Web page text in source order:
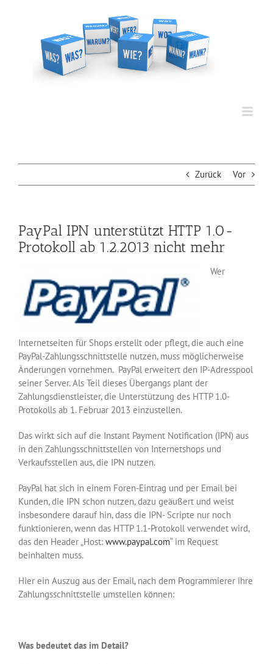
Zurück Vor
PayPal IPN unterstützt HTTP 1.0-
Protokoll ab 1.2.2013 nicht mehr
Wer
Internetseiten für Shops erstellt oder pflegt, die auch eine
PayPal-Zahlungsschnittstelle nutzen, muss möglicherweise
Änderungen vornehmen. PayPal erweitert den IP-Adresspool
seiner Server. Als Teil dieses Übergangs plant der
Zahlungsdienstleister, die Unterstützung des HTTP 1.0-
Protokolls ab 1. Februar 2013 einzustellen.
Das wirkt sich auf die Instant Payment Notification (IPN) aus
in den Zahlungsschnittstellen von Internetshops und
Verkaufsstellen aus, die IPN nutzen.
PayPal hat sich in einem Foren-Eintrag und per Email bei
Kunden, die IPN schon nutzen, dazu geäußert und weist
insbesondere darauf hin, dass die IPN- Scripte nur noch
funktionieren, wenn das HTTP 1.1-Protokoll verwendet wird,
das den Header „Host: www.paypal.com“ im Request
beinhalten muss.
Hier ein Auszug aus der Email, nach dem Programmierer ihre
Zahlungsschnittstelle umstellen können:
Was bedeutet das im Detail?